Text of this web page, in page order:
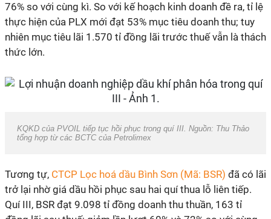
76% so với cùng kì. So với kế hoạch kinh doanh đề ra, tỉ lệ
thực hiện của PLX mới đạt 53% mục tiêu doanh thu; tuy
nhiên mục tiêu lãi 1.570 tỉ đồng lãi trước thuế vẫn là thách
thức lớn.
KQKD của PVOIL tiếp tục hồi phục trong quí III. Nguồn: Thu Thảo
tổng hợp từ các BCTC của Petrolimex
Tương tự, CTCP Lọc hoá dầu Bình Sơn (Mã: BSR) đã có lãi
trở lại nhờ giá dầu hồi phục sau hai quí thua lỗ liên tiếp.
Quí III, BSR đạt 9.098 tỉ đồng doanh thu thuần, 163 tỉ